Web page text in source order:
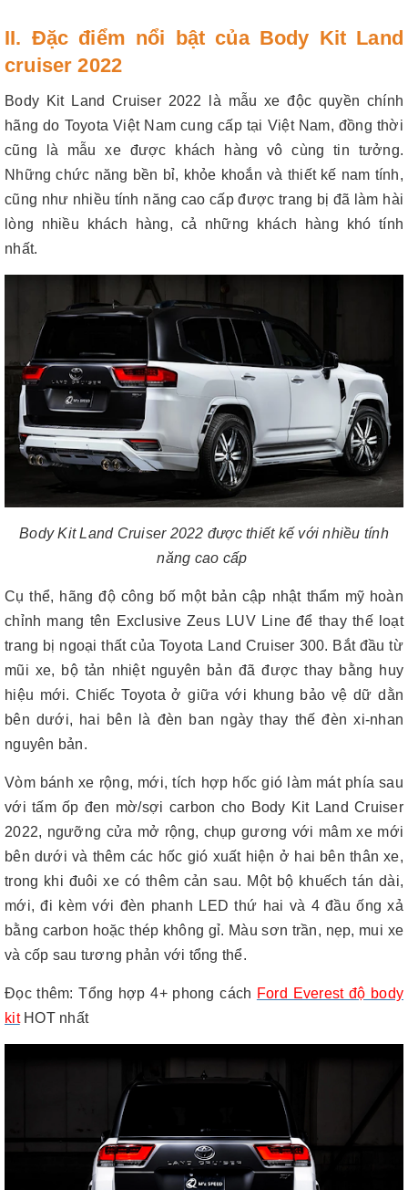
II. Đặc điểm nổi bật của Body Kit Land
cruiser 2022
Body Kit Land Cruiser 2022 là mẫu xe độc quyền chính
hãng do Toyota Việt Nam cung cấp tại Việt Nam, đồng thời
cũng là mẫu xe được khách hàng vô cùng tin tưởng.
Những chức năng bền bỉ, khỏe khoắn và thiết kế nam tính,
cũng như nhiều tính năng cao cấp được trang bị đã làm hài
lòng nhiều khách hàng, cả những khách hàng khó tính
nhất.
Body Kit Land Cruiser 2022 được thiết kế với nhiều tính
năng cao cấp
Cụ thể, hãng độ công bố một bản cập nhật thẩm mỹ hoàn
chỉnh mang tên Exclusive Zeus LUV Line để thay thế loạt
trang bị ngoại thất của Toyota Land Cruiser 300. Bắt đầu từ
mũi xe, bộ tản nhiệt nguyên bản đã được thay bằng huy
hiệu mới. Chiếc Toyota ở giữa với khung bảo vệ dữ dằn
bên dưới, hai bên là đèn ban ngày thay thế đèn xi-nhan
nguyên bản.
Vòm bánh xe rộng, mới, tích hợp hốc gió làm mát phía sau
với tấm ốp đen mờ/sợi carbon cho Body Kit Land Cruiser
2022, ngưỡng cửa mở rộng, chụp gương với mâm xe mới
bên dưới và thêm các hốc gió xuất hiện ở hai bên thân xe,
trong khi đuôi xe có thêm cản sau. Một bộ khuếch tán dài,
mới, đi kèm với đèn phanh LED thứ hai và 4 đầu ống xả
bằng carbon hoặc thép không gỉ. Màu sơn trần, nẹp, mui xe
và cốp sau tương phản với tổng thể.
Đọc thêm:Tổng hợp 4+ phong cách Ford Everest độ body
kitHOT nhất